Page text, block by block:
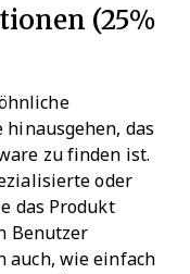
(25%
hinausgehen, das
zu finden ist.
oder
das Produkt
Benutzer
auch, wie einfach